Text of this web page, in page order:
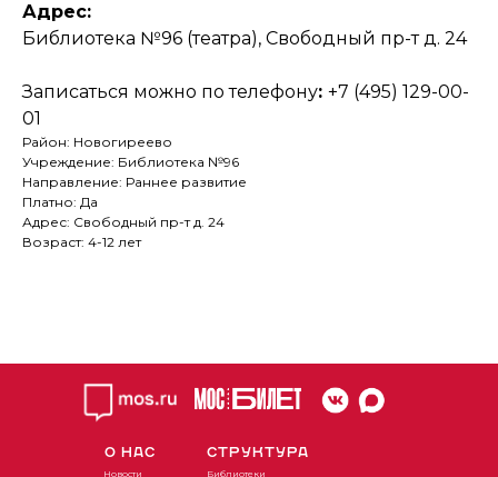
Адрес:
Библиотека №96 (театра), Свободный пр-т д. 24
Записаться можно по телефону: +7 (495) 129-00-
01
Район: Новогиреево
Учреждение: Библиотека №96
Направление: Раннее развитие
Платно: Да
Адрес: Свободный пр-т д. 24
Возраст: 4-12 лет
О НАС
Новости
СТРУКТУРА
Библиотеки